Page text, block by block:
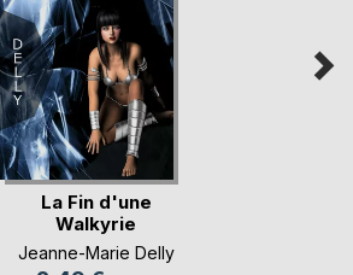
La Fin d'une
Walkyrie
Jeanne-Marie Delly